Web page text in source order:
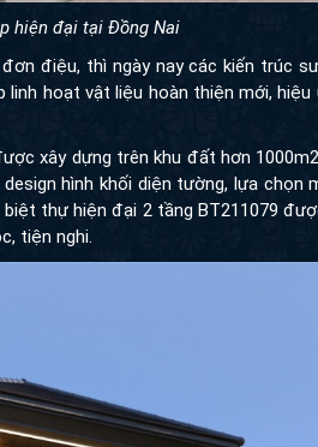
hiện đại tại Đồng Nai
điệu, thì ngày nay các kiến trúc
hoạt vật liệu hoàn thiện mới,
xây dựng trên khu đất hơn
hình khối diện tường, lựa chọn
thự hiện đại 2 tầng BT211079
tiện nghi.